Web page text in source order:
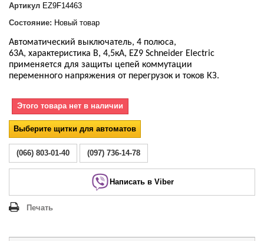
Артикул EZ9F14463
Состояние: Новый товар
Автоматический выключатель, 4 полюса,
63А, характеристика В, 4,5кА, EZ9 Schneider Electric
применяется для защиты цепей коммутации
переменного напряжения от перегрузок и токов КЗ.
Этого товара нет в наличии
Выберите щитки для автоматов
(066) 803-01-40 (097) 736-14-78
Написать в Viber
Печать